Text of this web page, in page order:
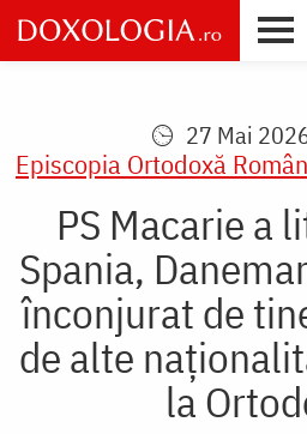
Skip
to
main
27 Mai
Episcopia Ortodoxă
PS Macarie a
Spania,
înconjurat de
de alte
la